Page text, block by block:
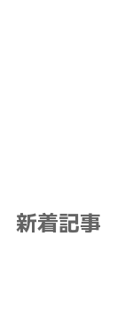
新着記事